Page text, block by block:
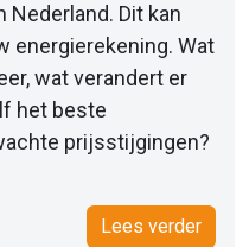
Dit kan
energierekening. Wat
wat verandert er
het beste
prijsstijgingen?
Lees verder